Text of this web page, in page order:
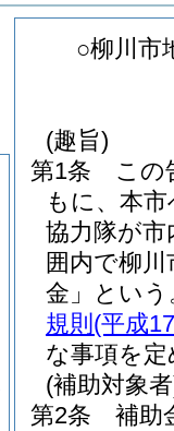
○柳川市
(趣旨)
第1条
この
もに、本
協力隊が
囲内で柳
金」という
規則 (平成
な事項を
(補助対象
第2条
補助